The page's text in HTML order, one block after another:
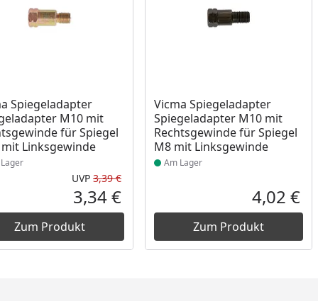
Spiegeladapter
M10 mit
für Spiegel
Linksgewinde
am Lager
Ursprünglicher Preis
UVP 3,39 €
Aktueller Preis
3,34 €
Zum Produkt
Vicma Spiegeladapter
Spiegeladapter M10 mit
Rechtsgewinde für Spiegel
M8 mit Linksgewinde
Produkt am Lager
Am Lager
4,02 €
Zum Produkt